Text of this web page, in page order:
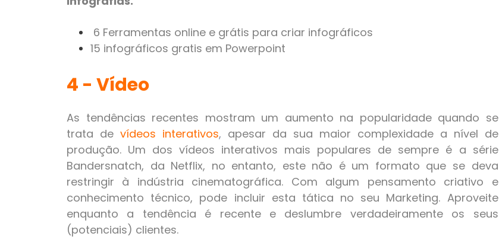
6 Ferramentas online e grátis para criar infográficos
15 infográficos gratis em Powerpoint
4 - Vídeo
As tendências recentes mostram um aumento na popularidade quando se
trata de vídeos interativos, apesar da sua maior complexidade a nível de
produção. Um dos vídeos interativos mais populares de sempre é a série
Bandersnatch, da Netflix, no entanto, este não é um formato que se deva
restringir à indústria cinematográfica. Com algum pensamento criativo e
conhecimento técnico, pode incluir esta tática no seu Marketing. Aproveite
enquanto a tendência é recente e deslumbre verdadeiramente os seus
(potenciais) clientes.